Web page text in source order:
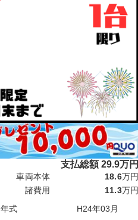
支払総額29.9万円
車両本体 18.6万円
諸費用
11.3万円
年式
H24年03月